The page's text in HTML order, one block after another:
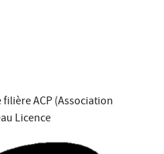
ACP (Association
Licence